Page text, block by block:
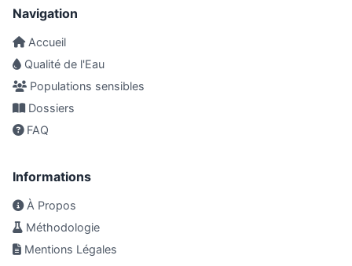
Navigation
Accueil
Qualité de l'Eau
Populations sensibles
Dossiers
FAQ
Informations
À Propos
Méthodologie
Mentions Légales